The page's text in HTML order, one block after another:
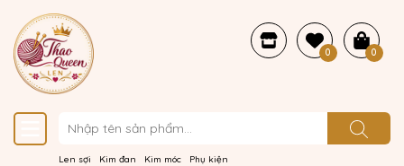
Len sợi Kim đan Kim móc Phụ kiện
0 0